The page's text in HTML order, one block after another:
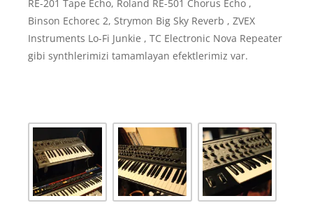
RE-201 Tape Echo, Roland RE-501 Chorus Echo ,
Binson Echorec 2, Strymon Big Sky Reverb , ZVEX
Instruments Lo-Fi Junkie , TC Electronic Nova Repeater
gibi synthlerimizi tamamlayan efektlerimiz var.